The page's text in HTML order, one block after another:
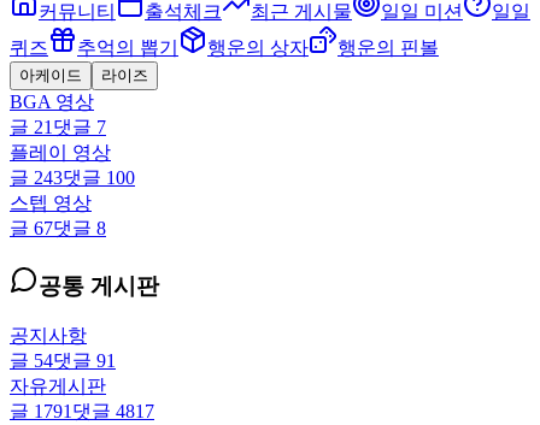
커뮤니티 출석체크 최근 게시물 일일 미션
일일
퀴즈
추억의 뽑기 행운의 상자 행운의 핀볼
아케이드 라이즈
BGA 영상
글 21 댓글 7
플레이 영상
글 243댓글 100
스텝 영상
글 67댓글 8
공통 게시판
공지사항
글 54댓글 91
자유게시판
글 1791댓글 4817